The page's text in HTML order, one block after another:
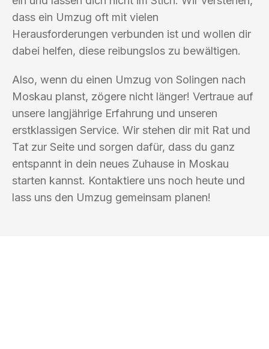
dass ein Umzug oft mit vielen
Herausforderungen verbunden ist und wollen dir
dabei helfen, diese reibungslos zu bewältigen.
Also, wenn du einen Umzug von Solingen nach
Moskau planst, zögere nicht länger! Vertraue auf
unsere langjährige Erfahrung und unseren
erstklassigen Service. Wir stehen dir mit Rat und
Tat zur Seite und sorgen dafür, dass du ganz
entspannt in dein neues Zuhause in Moskau
starten kannst. Kontaktiere uns noch heute und
lass uns den Umzug gemeinsam planen!